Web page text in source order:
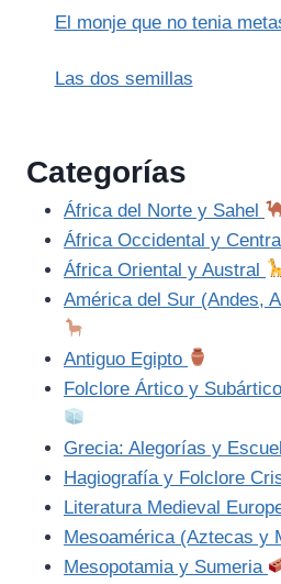
El monje que no tenia
Las dos semillas
Categorías
África del Norte y Sahel
África Occidental y
África Oriental y Austral
América del Sur (Andes,
Antiguo Egipto
Folclore Ártico y
Grecia: Alegorías y
Hagiografía y Folclore
Literatura Medieval
Mesoamérica (Aztecas y
Mesopotamia y Sumeria